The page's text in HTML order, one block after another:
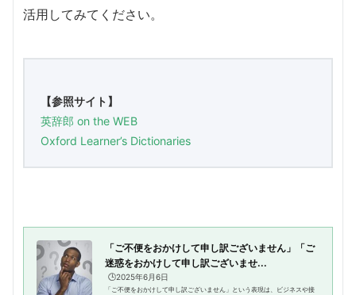
活用してみてください。
【参照サイト】
英辞郎 on the WEB
Oxford Learner’s Dictionaries
「ご不便をおかけして申し訳ございません」「ご
迷惑をおかけして申し訳ございませ...
🕒️2025年6月6日
「ご不便をおかけして申し訳ございません」という表現は、ビジネスや接